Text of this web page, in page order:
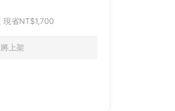
現省NT$1,700
上架